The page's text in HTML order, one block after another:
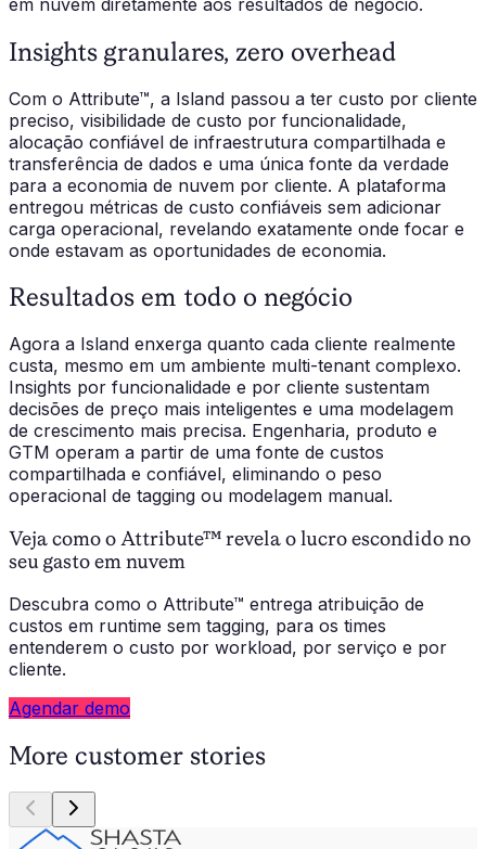
Insights granulares, zero overhead
Com o Attribute™, a Island passou a ter custo por cliente
preciso, visibilidade de custo por funcionalidade,
alocação confiável de infraestrutura compartilhada e
transferência de dados e uma única fonte da verdade
para a economia de nuvem por cliente. A plataforma
entregou métricas de custo confiáveis sem adicionar
carga operacional, revelando exatamente onde focar e
onde estavam as oportunidades de economia.
Resultados em todo o negócio
Agora a Island enxerga quanto cada cliente realmente
custa, mesmo em um ambiente multi-tenant complexo.
Insights por funcionalidade e por cliente sustentam
decisões de preço mais inteligentes e uma modelagem
de crescimento mais precisa. Engenharia, produto e
GTM operam a partir de uma fonte de custos
compartilhada e confiável, eliminando o peso
operacional de tagging ou modelagem manual.
Veja como o Attribute™ revela o lucro escondido no
seu gasto em nuvem
Descubra como o Attribute™ entrega atribuição de
custos em runtime sem tagging, para os times
entenderem o custo por workload, por serviço e por
cliente.
Agendar demo
More customer stories